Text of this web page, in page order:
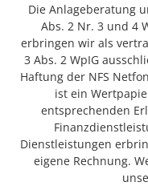
Die Anlageberatung
Abs. 2 Nr. 3 und 4
erbringen wir als
3 Abs. 2 WpIG
Haftung der NFS
ist ein
entsprechenden
Dienstleistungen
eigene Rechnung.